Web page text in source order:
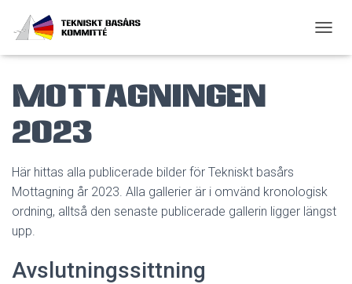
Mottagningen
2023
Här hittas alla publicerade bilder för Tekniskt basårs
Mottagning år 2023. Alla gallerier är i omvänd kronologisk
ordning, alltså den senaste publicerade gallerin ligger längst
upp.
Avslutningssittning